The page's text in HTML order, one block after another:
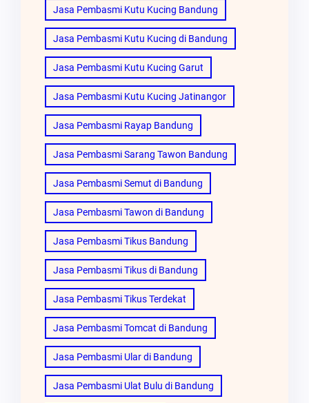
Jasa Pembasmi Kutu Kucing Bandung
Jasa Pembasmi Kutu Kucing di Bandung
Jasa Pembasmi Kutu Kucing Garut
Jasa Pembasmi Kutu Kucing Jatinangor
Jasa Pembasmi Rayap Bandung
Jasa Pembasmi Sarang Tawon Bandung
Jasa Pembasmi Semut di Bandung
Jasa Pembasmi Tawon di Bandung
Jasa Pembasmi Tikus Bandung
Jasa Pembasmi Tikus di Bandung
Jasa Pembasmi Tikus Terdekat
Jasa Pembasmi Tomcat di Bandung
Jasa Pembasmi Ular di Bandung
Jasa Pembasmi Ulat Bulu di Bandung